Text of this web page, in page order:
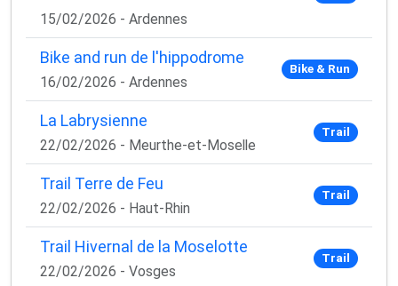
15/02/2026 - Ardennes
Bike and run de l'hippodrome
16/02/2026 - Ardennes
Bike & Run
La Labrysienne
22/02/2026 - Meurthe-et-Moselle
Trail
Trail Terre de Feu
22/02/2026 - Haut-Rhin
Trail
Trail Hivernal de la Moselotte
22/02/2026 - Vosges
Trail